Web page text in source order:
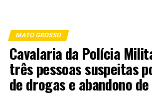
MATO GROSSO
Cavalaria da Polícia
três pessoas suspeitas
de drogas e abandono